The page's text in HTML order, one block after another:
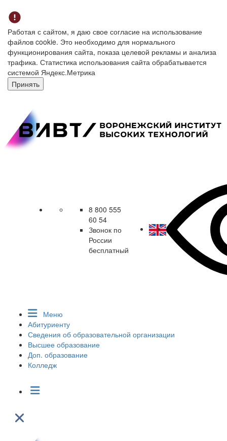
Работая с сайтом, я даю свое согласие на использование
файлов cookie. Это необходимо для нормального
функционирования сайта, показа целевой рекламы и анализа
трафика. Статистика использования сайта обрабатывается
системой Яндекс.Метрика
Принять
8 800 555
60 54
Звонок по
России
бесплатный
Меню
Абитуриенту
Сведения об образовательной организации
Высшее образование
Доп. образование
Колледж